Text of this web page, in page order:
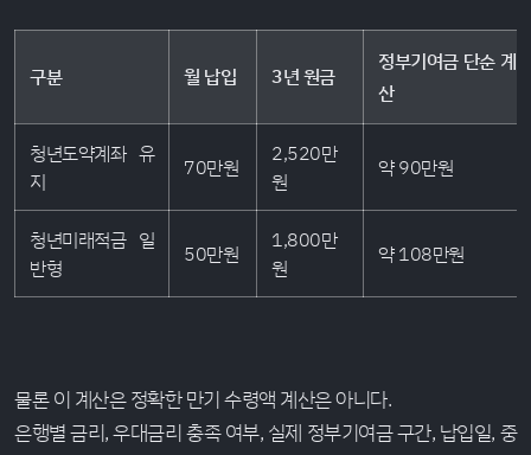
구분 월 납입 3년 원금
정부기여금 단순 계
산
청년도약계좌 유
지
70만원
2,520만
원
약 90만원
청년미래적금 일
반형
50만원
1,800만
원
약 108만원
물론 이 계산은 정확한 만기 수령액 계산은 아니다.
은행별 금리, 우대금리 충족 여부, 실제 정부기여금 구간, 납입일, 중